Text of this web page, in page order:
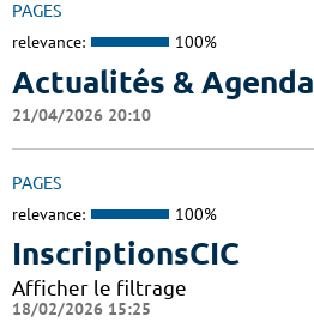
PAGES
relevance: 100%
Actualités & Agenda
21/04/2026 20:10
PAGES
relevance: 100%
InscriptionsCIC
Afficher le filtrage
18/02/2026 15:25